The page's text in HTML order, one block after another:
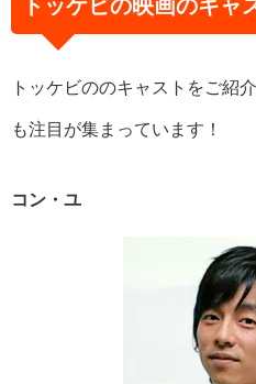
トッケビの映画のキャ
トッケビののキャストをご紹
も注目が集まっています！
コン・ユ